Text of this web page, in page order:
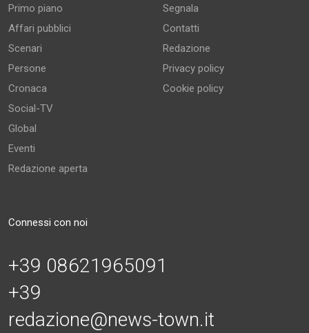
Primo piano
Affari pubblici
Scenari
Persone
Cronaca
Social-TV
Global
Eventi
Redazione aperta
Segnala
Contatti
Redazione
Privacy policy
Cookie policy
Connessi con noi
+39 08621965091
+39
redazione@news-town.it